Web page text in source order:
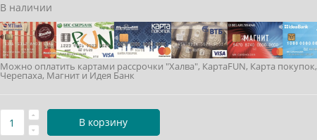
В наличии
Можно оплатить картами рассрочки "Халва", КартаFUN, Карта покупок,
Черепаха, Магнит и Идея Банк
В корзину